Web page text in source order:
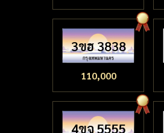
3ขฮ 3838
110,000
4ขจ 5555